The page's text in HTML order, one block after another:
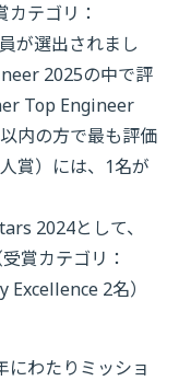
テゴリ：
が選出されまし
2025の中で評
Top Engineer
内の方で最も評価
賞）には、1名が
2024として、
賞カテゴリ：
2名）
にわたりミッショ